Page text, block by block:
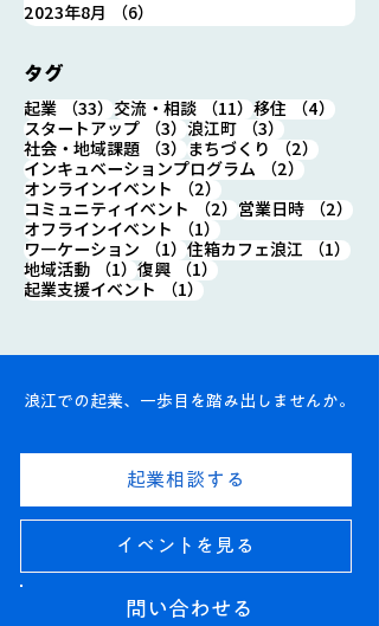
2023年8月
（6）
タグ
起業 （33）33件の記事
交流・相談 （11）11件の記事
移住 （4）4件の
スタートアップ
（3）3件の記事
浪江町 （3）3件の記事
社会・地域課題
（3）3件の記事
まちづくり （2）2件の記
インキュベーションプログラム
（2）2件の記事
オンラインイベント
（2）2件の記事
コミュニティイベント
（2）2件の記事
営業日時 （2）2件
オフラインイベント
（1）1件の記事
ワ―ケーション
（1）1件の記事
住箱カフェ浪江 （1）1件
地域活動
（1）1件の記事
復興 （1）1件の記事
起業支援イベント
（1）1件の記事
浪江での起業、一歩目を踏み出しませんか。
起業相談する
イベントを見る
問い合わせる​